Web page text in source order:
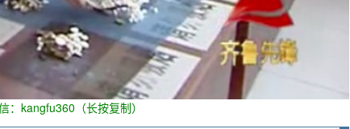
：kangfu360（长按复制）